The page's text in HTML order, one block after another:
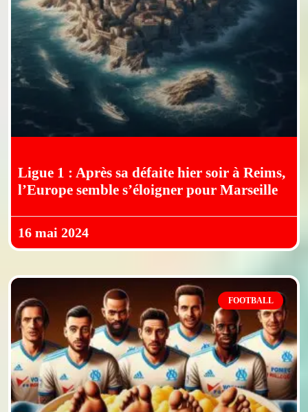
Ligue 1 : Après sa défaite hier soir à Reims,
l’Europe semble s’éloigner pour Marseille
16 mai 2024
FOOTBALL